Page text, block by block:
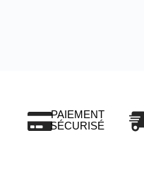
PAIEMENT
SÉCURISÉ